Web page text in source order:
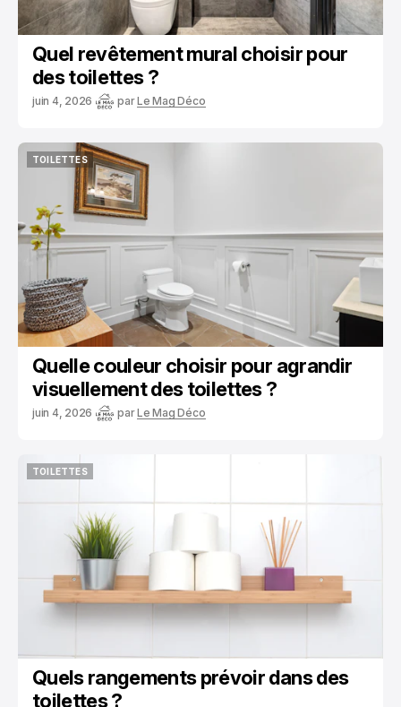
Quel revêtement mural choisir pour
des toilettes ?
juin 4, 2026 parLe Mag Déco
TOILETTES
TOILETTES
Quelle couleur choisir pour agrandir
visuellement des toilettes ?
juin 4, 2026 parLe Mag Déco
TOILETTES
Quels rangements prévoir dans des
toilettes ?